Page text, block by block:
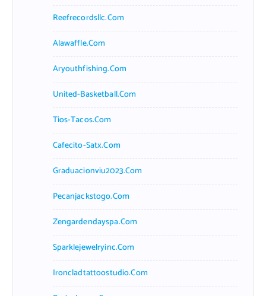
Reefrecordsllc.com
Alawaffle.com
Aryouthfishing.com
United-Basketball.com
Tios-Tacos.com
Cafecito-Satx.com
Graduacionviu2023.com
Pecanjackstogo.com
Zengardendayspa.com
Sparklejewelryinc.com
Ironcladtattoostudio.com